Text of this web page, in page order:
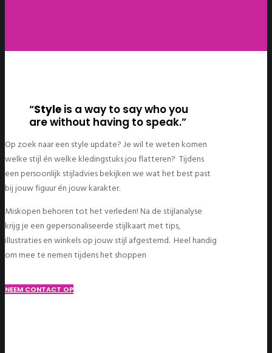
“Style is a way to say who you
are without having to speak.”
Op zoek naar een style update? Je wil te weten komen
welke stijl én welke kledingstuks jou flatteren? Tijdens
een persoonlijk stijladvies bekijken we wat het best past
bij jouw figuur én jouw karakter.
Miskopen behoren tot het verleden! Na de stijlanalyse
krijg je een gepersonaliseerde stijlkaart met tips,
illustraties en winkels op jouw stijl afgestemd. Heel handig
om mee te nemen tijdens het shoppen
NEEM CONTACT OP